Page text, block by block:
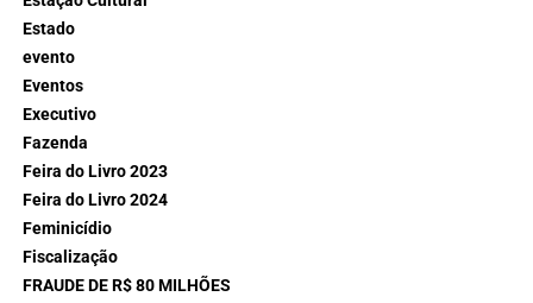
Estado
evento
Eventos
Executivo
Fazenda
Feira do Livro 2023
Feira do Livro 2024
Feminicídio
Fiscalização
FRAUDE DE R$ 80 MILHÕES